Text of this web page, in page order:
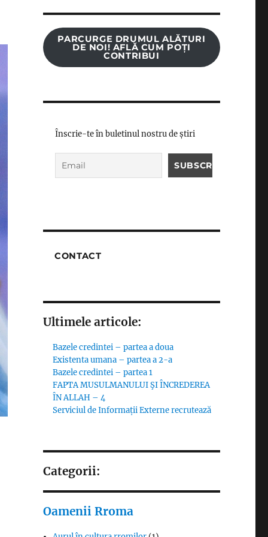
PARCURGE DRUMUL ALĂTURI
DE NOI! AFLĂ CUM POȚI
CONTRIBUI
Înscrie-te în buletinul nostru de știri
CONTACT
Ultimele articole:
Bazele credintei – partea a doua
Existenta umana – partea a 2-a
Bazele credintei – partea 1
FAPTA MUSULMANULUI ŞI ÎNCREDEREA
ÎN ALLAH – 4
Serviciul de Informații Externe recrutează
Categorii:
Oamenii Rroma